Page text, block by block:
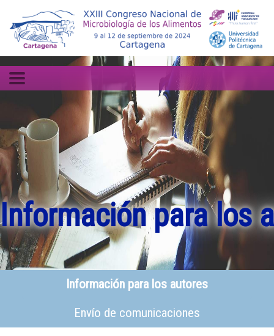
Información para los
Información para los autores
Envío de comunicaciones